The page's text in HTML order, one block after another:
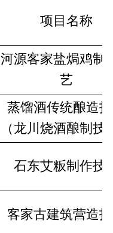
项目名称
河源客家盐焗鸡制
艺
蒸馏酒传统酿造
（龙川烧酒酿制技
石东艾粄制作技
客家古建筑营造